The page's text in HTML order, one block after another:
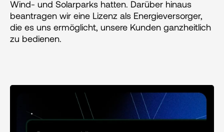
Wind- und Solarparks hatten. Darüber hinaus
beantragen wir eine Lizenz als Energieversorger,
die es uns ermöglicht, unsere Kunden ganzheitlich
zu bedienen.